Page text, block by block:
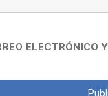
ELECTRÓNICO